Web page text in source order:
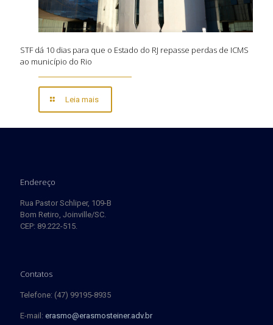
STF dá 10 dias para que o Estado do RJ repasse perdas de ICMS
ao município do Rio
Leia mais
Endereço
Rua Pastor Schliper, 109-B
Bom Retiro, Joinville/SC.
CEP: 89.222-515.
Contatos
Telefone: (47) 99195-8935
E-mail: erasmo@erasmosteiner.adv.br